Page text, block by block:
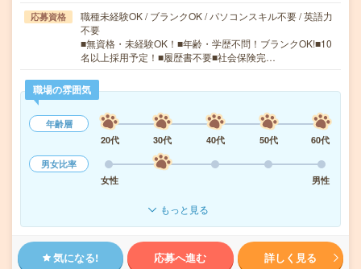
応募資格
職種未経験OK / ブランクOK / パソコンスキル不要 / 英語力
不要
■無資格・未経験OK！■年齢・学歴不問！ブランクOK!■10
名以上採用予定！■履歴書不要■社会保険完…
職場の雰囲気
年齢層
20代
30代 40代 50代
60代
男女比率
女性
男性
もっと見る
気になる! 応募へ進む 詳しく見る